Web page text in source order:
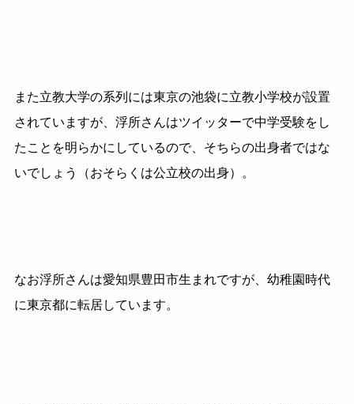
また立教大学の系列には東京の池袋に立教小学校が設置
されていますが、浮所さんはツイッターで中学受験をし
たことを明らかにしているので、そちらの出身者ではな
いでしょう（おそらくは公立校の出身）。
なお浮所さんは愛知県豊田市生まれですが、幼稚園時代
に東京都に転居しています。